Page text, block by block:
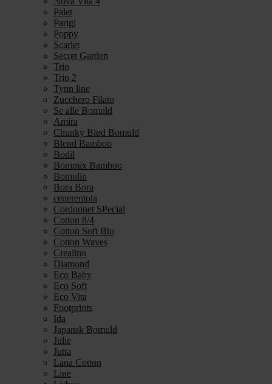
Palet
Parigi
Poppy
Scarlet
Secret Garden
Trio
Trio 2
Tynn line
Zucchero Filato
Se alle Bomuld
Amira
Chunky Blød Bomuld
Blend Bamboo
Bodil
Bommix Bamboo
Bomulin
Bora Bora
cenerentola
Cordonnet SPecial
Cotton 8/4
Cotton Soft Bio
Cotton Waves
Crealino
Diamond
Eco Baby
Eco Soft
Eco Vita
Footprints
Ida
Japansk Bomuld
Julie
Jutta
Lana Cotton
Line